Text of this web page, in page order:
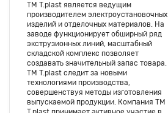
ТМ T.plast является ведущим
производителем электроустановочных
изделий и отделочных материалов. На
заводе функционирует обширный ряд
экструзионных линий, масштабный
складской комплекс позволяет
создавать значительный запас товара.
ТМ T.plast следит за новыми
технологиями производства,
совершенствуя методы изготовления
выпускаемой продукции. Компания ТМ